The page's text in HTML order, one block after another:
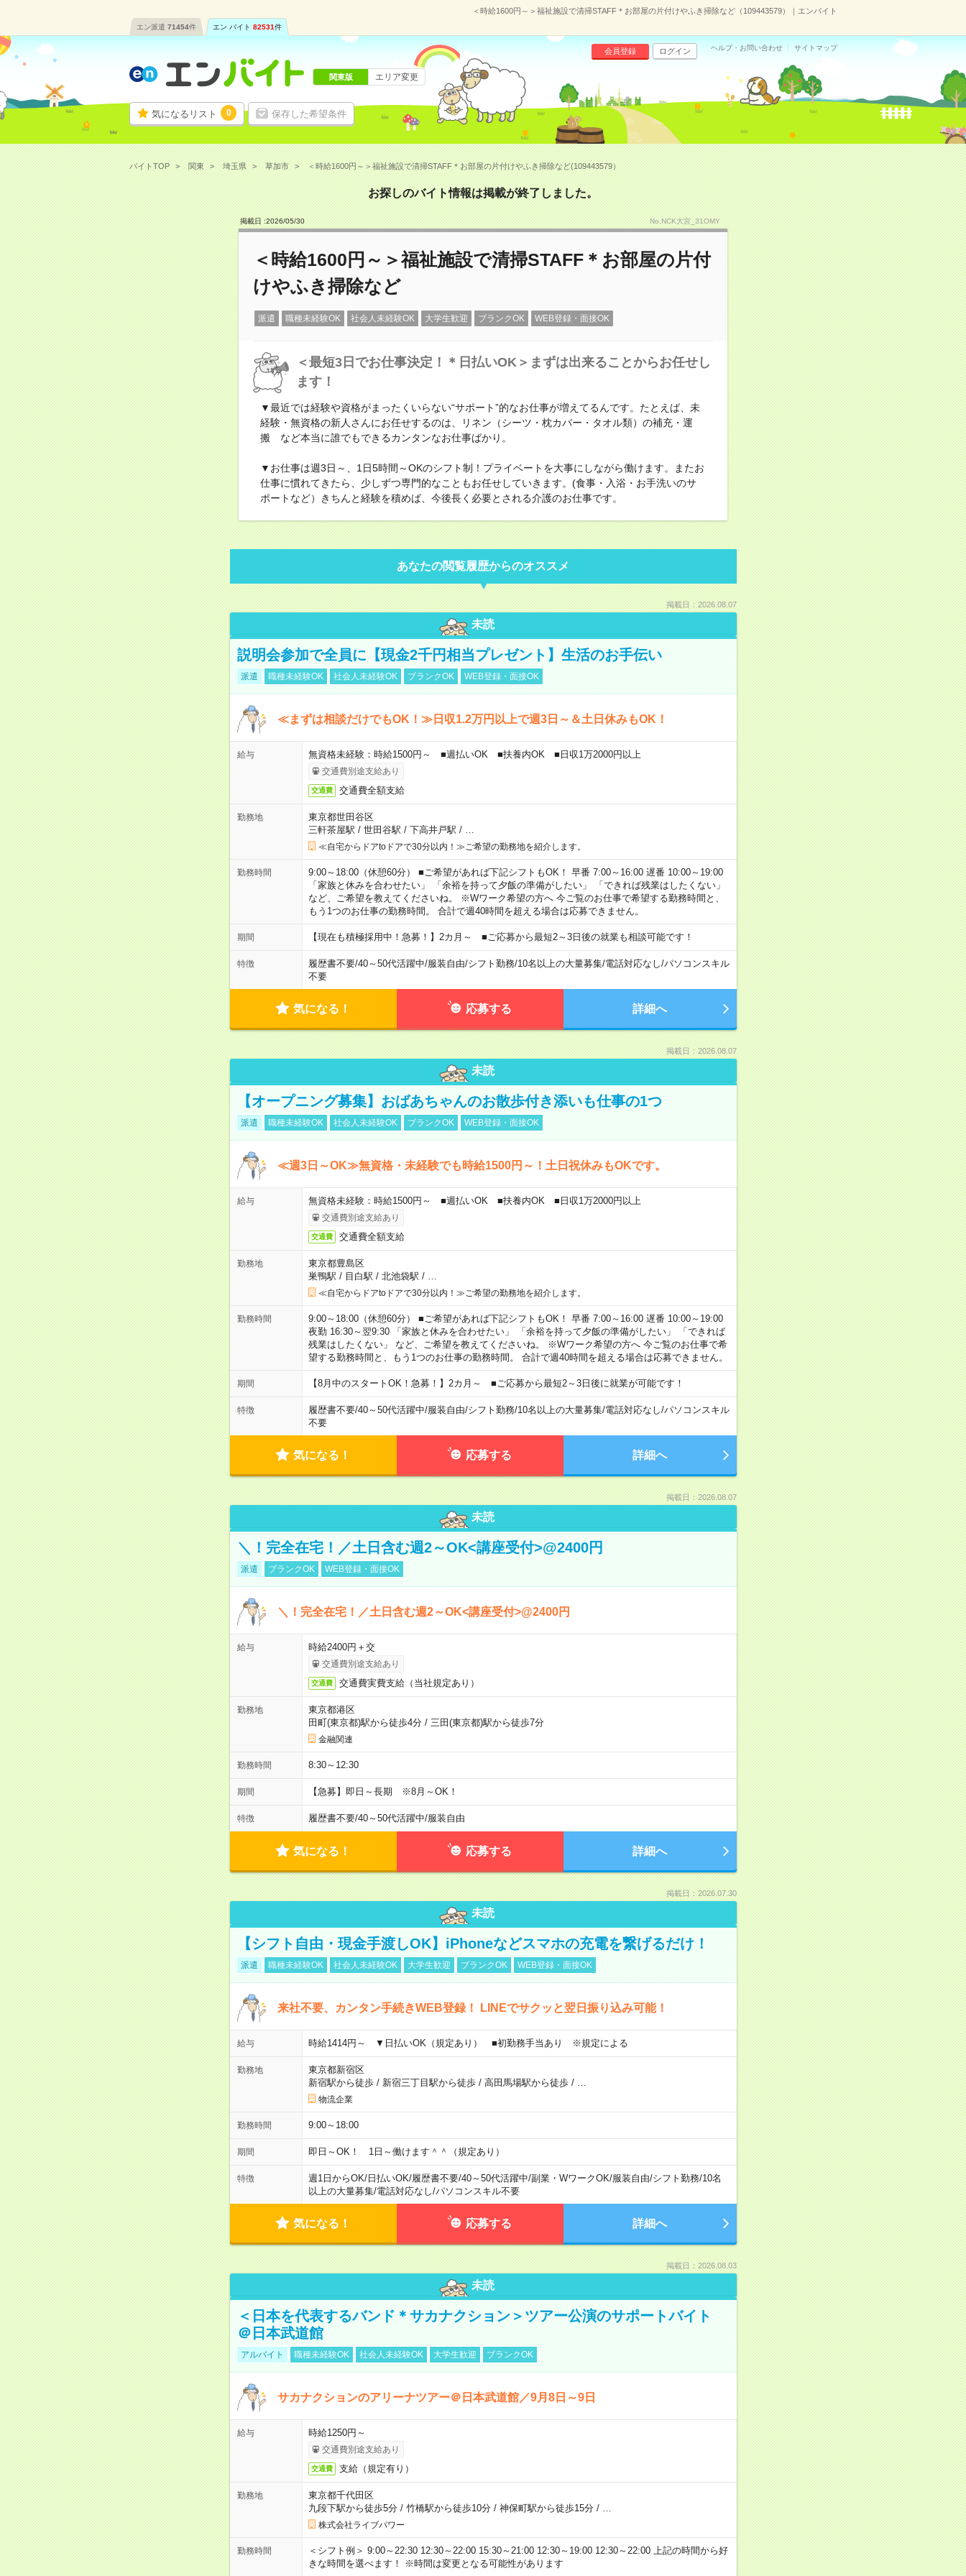
＜時給1600円～＞福祉施設で清掃STAFF＊お部屋の片付けやふき掃除など（109443579）｜エンバイト
エン派遣 71454件 エン バイト 82531件
気になるリスト 0 保存した希望条件
会員登録 ログイン ヘルプ・お問い合わせ サイトマップ
関東版 エリア変更
バイトTOP 関東 埼玉県 草加市 ＜時給1600円～＞福祉施設で清掃STAFF＊お部屋の片付けやふき掃除など(109443579）
お探しのバイト情報は掲載が終了しました。
掲載日 :2026/05/30 No.NCK大宮_31OMY
＜時給1600円～＞福祉施設で清掃STAFF＊お部屋の片付
けやふき掃除など
派遣 職種未経験OK 社会人未経験OK 大学生歓迎 ブランクOK WEB登録・面接OK
＜最短3日でお仕事決定！＊日払いOK＞まずは出来ることからお任せし
ます！
▼最近では経験や資格がまったくいらない“サポート”的なお仕事が増えてるんです。たとえば、未
経験・無資格の新人さんにお任せするのは、リネン（シーツ・枕カバー・タオル類）の補充・運
搬 など本当に誰でもできるカンタンなお仕事ばかり。
▼お仕事は週3日～、1日5時間～OKのシフト制！プライベートを大事にしながら働けます。またお
仕事に慣れてきたら、少しずつ専門的なこともお任せしていきます。(食事・入浴・お手洗いのサ
ポートなど）きちんと経験を積めば、今後長く必要とされる介護のお仕事です。
あなたの閲覧履歴からのオススメ
掲載日：2026.08.07
未読
説明会参加で全員に【現金2千円相当プレゼント】生活のお手伝い
派遣 職種未経験OK 社会人未経験OK ブランクOK WEB登録・面接OK
≪まずは相談だけでもOK！≫日収1.2万円以上で週3日～＆土日休みもOK！
給与 無資格未経験：時給1500円～ ■週払いOK ■扶養内OK ■日収1万2000円以上
交通費別途支給あり
交通費 交通費全額支給
勤務地
東京都世田谷区
三軒茶屋駅 / 世田谷駅 / 下高井戸駅 /
≪自宅からドアtoドアで30分以内！≫ご希望の勤務地を紹介します。
勤務時間
9:00～18:00（休憩60分） ■ご希望があれば下記シフトもOK！ 早番 7:00～16:00 遅番 10:00～19:00
「家族と休みを合わせたい」 「余裕を持って夕飯の準備がしたい」 「できれば残業はしたくない」
など、ご希望を教えてくださいね。 ※Wワーク希望の方へ 今ご覧のお仕事で希望する勤務時間と、
もう1つのお仕事の勤務時間。 合計で週40時間を超える場合は応募できません。
期間 【現在も積極採用中！急募！】2カ月～ ■ご応募から最短2～3日後の就業も相談可能です！
特徴 履歴書不要/40～50代活躍中/服装自由/シフト勤務/10名以上の大量募集/電話対応なし/パソコンスキル
不要
気になる！ 応募する 詳細へ
掲載日：2026.08.07
未読
【オープニング募集】おばあちゃんのお散歩付き添いも仕事の1つ
派遣 職種未経験OK 社会人未経験OK ブランクOK WEB登録・面接OK
≪週3日～OK≫無資格・未経験でも時給1500円～！土日祝休みもOKです。
給与 無資格未経験：時給1500円～ ■週払いOK ■扶養内OK ■日収1万2000円以上
交通費別途支給あり
交通費 交通費全額支給
勤務地
東京都豊島区
巣鴨駅 / 目白駅 / 北池袋駅 /
≪自宅からドアtoドアで30分以内！≫ご希望の勤務地を紹介します。
勤務時間
9:00～18:00（休憩60分） ■ご希望があれば下記シフトもOK！ 早番 7:00～16:00 遅番 10:00～19:00
夜勤 16:30～翌9:30 「家族と休みを合わせたい」 「余裕を持って夕飯の準備がしたい」 「できれば
残業はしたくない」 など、ご希望を教えてくださいね。 ※Wワーク希望の方へ 今ご覧のお仕事で希
望する勤務時間と、もう1つのお仕事の勤務時間。 合計で週40時間を超える場合は応募できません。
期間 【8月中のスタートOK！急募！】2カ月～ ■ご応募から最短2～3日後に就業が可能です！
特徴 履歴書不要/40～50代活躍中/服装自由/シフト勤務/10名以上の大量募集/電話対応なし/パソコンスキル
不要
気になる！ 応募する 詳細へ
掲載日：2026.08.07
未読
＼！完全在宅！／土日含む週2～OK<講座受付>@2400円
派遣 ブランクOK WEB登録・面接OK
＼！完全在宅！／土日含む週2～OK<講座受付>@2400円
給与 時給2400円＋交
交通費別途支給あり
交通費 交通費実費支給（当社規定あり）
勤務地
東京都港区
田町(東京都)駅から徒歩4分/ 三田(東京都)駅から徒歩7分
金融関連
勤務時間 8:30～12:30
期間 【急募】即日～長期 ※8月～OK！
特徴 履歴書不要/40～50代活躍中/服装自由
気になる！ 応募する 詳細へ
掲載日：2026.07.30
未読
【シフト自由・現金手渡しOK】iPhoneなどスマホの充電を繋げるだけ！
派遣 職種未経験OK 社会人未経験OK 大学生歓迎 ブランクOK WEB登録・面接OK
来社不要、カンタン手続きWEB登録！ LINEでサクッと翌日振り込み可能！
給与 時給1414円～ ▼日払いOK（規定あり） ■初勤務手当あり ※規定による
勤務地
東京都新宿区
新宿駅から徒歩/ 新宿三丁目駅から徒歩/ 高田馬場駅から徒歩/
物流企業
勤務時間 9:00～18:00
期間 即日～OK！ 1日～働けます＾＾（規定あり）
特徴 週1日からOK/日払いOK/履歴書不要/40～50代活躍中/副業・WワークOK/服装自由/シフト勤務/10名
以上の大量募集/電話対応なし/パソコンスキル不要
気になる！ 応募する 詳細へ
掲載日：2026.08.03
未読
＜日本を代表するバンド＊サカナクション＞ツアー公演のサポートバイト
＠日本武道館
アルバイト 職種未経験OK 社会人未経験OK 大学生歓迎 ブランクOK
サカナクションのアリーナツアー＠日本武道館／9月8日～9日
給与 時給1250円～
交通費別途支給あり
交通費 支給（規定有り）
勤務地
東京都千代田区
九段下駅から徒歩5分/ 竹橋駅から徒歩10分/ 神保町駅から徒歩15分/
株式会社ライブパワー
勤務時間
＜シフト例＞ 9:00～22:30 12:30～22:00 15:30～21:00 12:30～19:00 12:30～22:00 上記の時間から好
きな時間を選べます！ ※時間は変更となる可能性があります